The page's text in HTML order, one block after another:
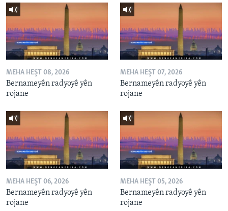
MEHA HEŞT 08, 2026
Bernameyên radyoyê yên
rojane
MEHA HEŞT 07, 2026
Bernameyên radyoyê yên
rojane
MEHA HEŞT 06, 2026
Bernameyên radyoyê yên
rojane
MEHA HEŞT 05, 2026
Bernameyên radyoyê yên
rojane